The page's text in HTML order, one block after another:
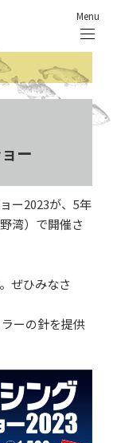
Menu
ー
ー2023が、5年
湾）で開催さ
ぜひみなさ
ーの針を提供